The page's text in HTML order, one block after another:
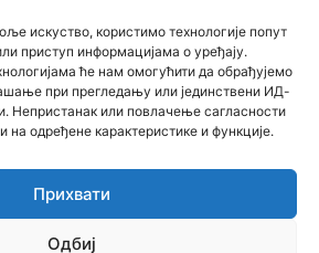
искуство, користимо технологије попут
приступ информацијама о уређају.
ће нам омогућити да обрађујемо
при прегледању или јединствени ИД-
Непристанак или повлачење сагласности
на одређене карактеристике и функције.
Прихвати
Одбиј